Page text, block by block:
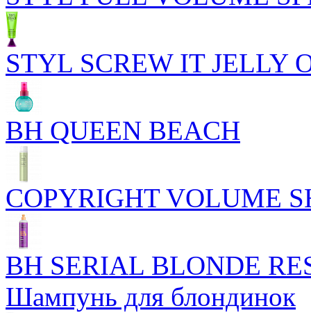
STYL SCREW IT JELLY
BH QUEEN BEACH
COPYRIGHT VOLUME
BH SERIAL BLONDE
Шампунь для блондинок